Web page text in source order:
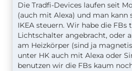
Die Tradfi-Devices laufen seit
(auch mit Alexa) und man kann
IKEA steuern. Wir habe die FBs
Lichtschalter angebracht, oder
am Heizkörper (sind ja
unter HK auch mit Alexa oder
benutzen wir die FBs kaum